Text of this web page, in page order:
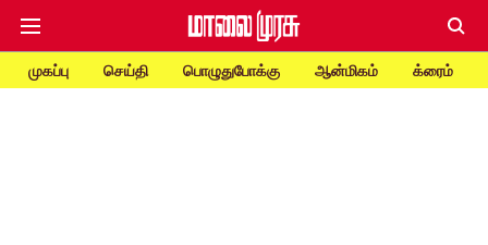
முகப்பு செய்தி பொழுதுபோக்கு ஆன்மிகம் க்ரைம்